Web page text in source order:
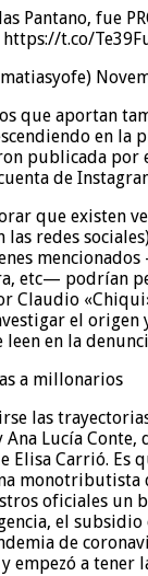
Pantano, fue
t.co/
que aportan
en la
publicada por
de
que existen
las redes
etc— podrían
Claudio
el
en la
a millonarios
las
Ana Lucía
Elisa Carrió. Es
monotributista
oficiales un
el
de
empezó a tener